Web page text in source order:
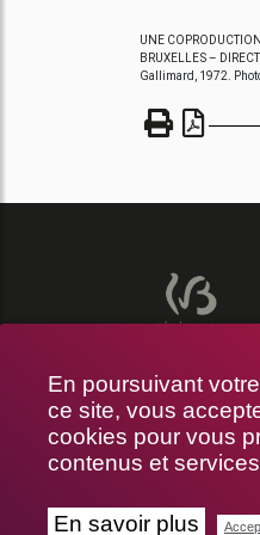
En poursuivant
ce site, vous
cookies pour vous
contenus et
En savoir plus
UNE
BRUXELLES –
Gallimard, 1972.